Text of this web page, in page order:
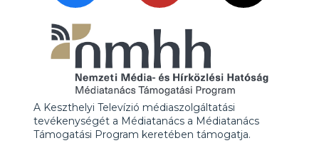
A Keszthelyi Televízió médiaszolgáltatási
tevékenységét a Médiatanács a Médiatanács
Támogatási Program keretében támogatja.